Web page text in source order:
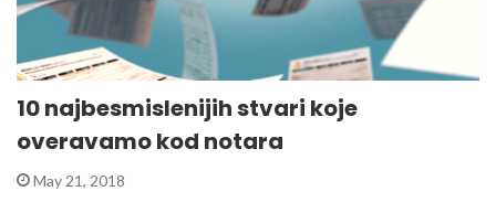
10 najbesmislenijih stvari koje
overavamo kod notara
May 21, 2018